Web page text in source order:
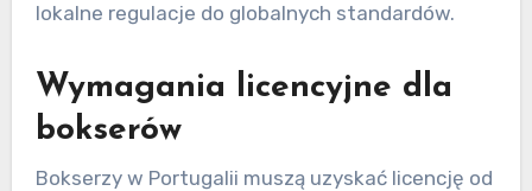
lokalne regulacje do globalnych standardów.
Wymagania licencyjne dla
bokserów
Bokserzy w Portugalii muszą uzyskać licencję od